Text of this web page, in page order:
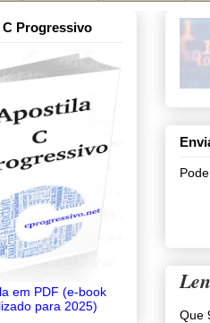
Que
Progressivo
em PDF (e-book
para 2025)